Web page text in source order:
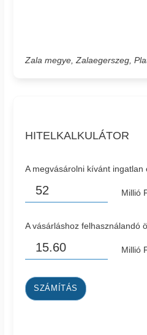
Zala megye, Zalaegerszeg,
HITELKALKULÁTOR
A megvásárolni kívánt ingatlan
Millió
A vásárláshoz felhasználandó
Millió
SZÁMÍTÁS